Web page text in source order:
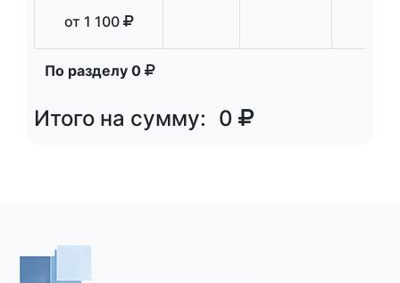
швов
от 1 100
По разделу 0
Итого на сумму: 0